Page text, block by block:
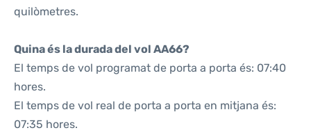
quilòmetres.
Quina és la durada del vol AA66?
El temps de vol programat de porta a porta és: 07:40
hores.
El temps de vol real de porta a porta en mitjana és:
07:35 hores.